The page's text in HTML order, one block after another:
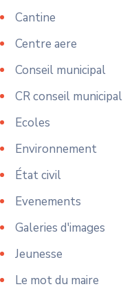
Cantine
Centre aere
Conseil municipal
CR conseil municipal
Ecoles
Environnement
État civil
Evenements
Galeries d'images
Jeunesse
Le mot du maire